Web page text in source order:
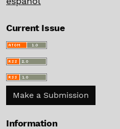
Current Issue
Make a Submission
Information